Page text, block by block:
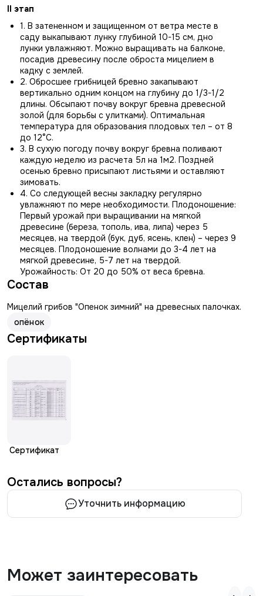
II этап
1. В затененном и защищенном от ветра месте в
саду выкапывают лунку глубиной 10-15 см, дно
лунки увлажняют. Можно выращивать на балконе,
посадив древесину после оброста мицелием в
кадку с землей.
2. Обросшее грибницей бревно закапывают
вертикально одним концом на глубину до 1/3-1/2
длины. Обсыпают почву вокруг бревна древесной
золой (для борьбы с улитками). Оптимальная
температура для образования плодовых тел – от 8
до 12°С.
3. В сухую погоду почву вокруг бревна поливают
каждую неделю из расчета 5л на 1м2. Поздней
осенью бревно присыпают листьями и оставляют
зимовать.
4. Со следующей весны закладку регулярно
увлажняют по мере необходимости. Плодоношение:
Первый урожай при выращивании на мягкой
древесине (береза, тополь, ива, липа) через 5
месяцев, на твердой (бук, дуб, ясень, клен) – через 9
месяцев. Плодоношение волнами до 3-4 лет на
мягкой древесине, 5-7 лет на твердой.
Урожайность: От 20 до 50% от веса бревна.
Состав
Мицелий грибов "Опенок зимний" на древесных палочках.
опёнок
Сертификаты
Сертификат
Остались вопросы?
Уточнить информацию
Может заинтересовать